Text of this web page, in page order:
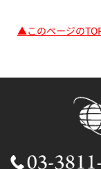
▲このページの